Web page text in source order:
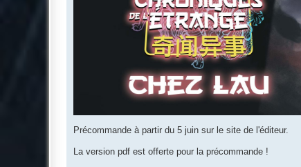
Précommande à partir du 5 juin sur le site de l'éditeur.
La version pdf est offerte pour la précommande !